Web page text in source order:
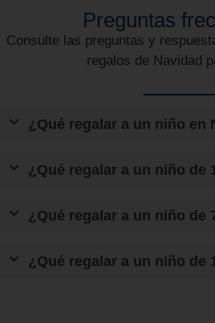
Preguntas
Consulte las preguntas y
regalos de Navidad
¿Qué regalar a un niño en
¿Qué regalar a un niño de
¿Qué regalar a un niño de
¿Qué regalar a un niño de